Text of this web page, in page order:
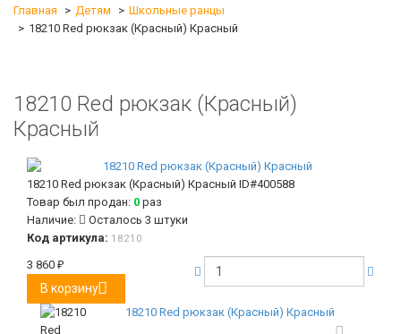
Главная Детям
Школьные ранцы
18210 Red рюкзак (Красный) Красный
18210 Red рюкзак (Красный)
Красный
18210 Red рюкзак (Красный) Красный ID#400588
Товар был продан: 0 раз
Наличие:
Осталось 3 штуки
Код артикула: 18210
3 860 ₽
В корзину
18210 Red рюкзак (Красный) Красный